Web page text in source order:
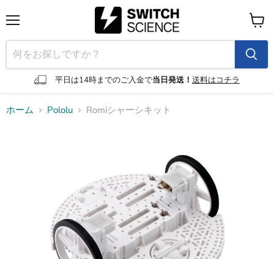
ニ
ュ
ー
平日は14時までのご入金で当日発送！ 送料はコチラ
カ
ー
ト
を
見
ホーム Pololu Romiシャーシキット